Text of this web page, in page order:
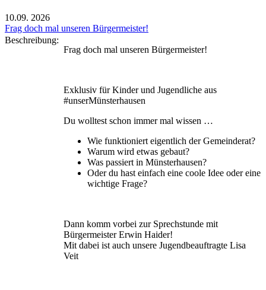
10.09. 2026
Frag doch mal unseren Bürgermeister!
Beschreibung:
Frag doch mal unseren Bürgermeister!
Exklusiv für Kinder und Jugendliche aus
#unserMünsterhausen
Du wolltest schon immer mal wissen …
Wie funktioniert eigentlich der Gemeinderat?
Warum wird etwas gebaut?
Was passiert in Münsterhausen?
Oder du hast einfach eine coole Idee oder eine
wichtige Frage?
Dann komm vorbei zur Sprechstunde mit
Bürgermeister Erwin Haider!
Mit dabei ist auch unsere Jugendbeauftragte Lisa
Veit